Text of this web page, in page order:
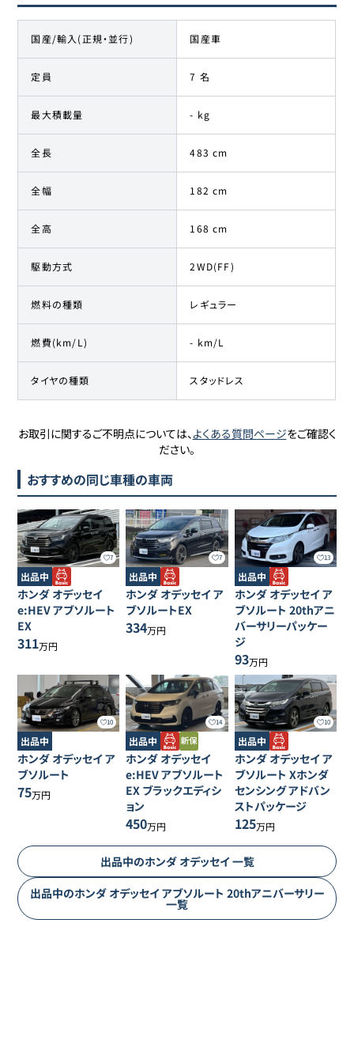
国産/輸入(正規・並行) 国産車
定員 7 名
最大積載量 - kg
全長 483 cm
全幅 182 cm
全高 168 cm
駆動方式 2WD(FF)
燃料の種類 レギュラー
燃費(km/L) - km/L
タイヤの種類 スタッドレス
お取引に関するご不明点については、よくある質問ページをご確認く
ださい。
おすすめの同じ車種の車両
7
出品中
ホンダ オデッセイ
e:HEV アブソルート
EX
311万円
7
出品中
ホンダ オデッセイア
ブソルートEX
334万円
13
出品中
ホンダ オデッセイア
ブソルート 20thアニ
バーサリーパッケー
ジ
93万円
10
出品中
ホンダ オデッセイア
ブソルート
75万円
14
出品中
ホンダ オデッセイ
e:HEV アブソルート
EX ブラックエディシ
ョン
450万円
10
出品中
ホンダ オデッセイア
ブソルート Xホンダ
センシング アドバン
ストパッケージ
125万円
出品中のホンダ オデッセイ一覧
出品中のホンダ オデッセイアブソルート 20thアニバーサリー
一覧